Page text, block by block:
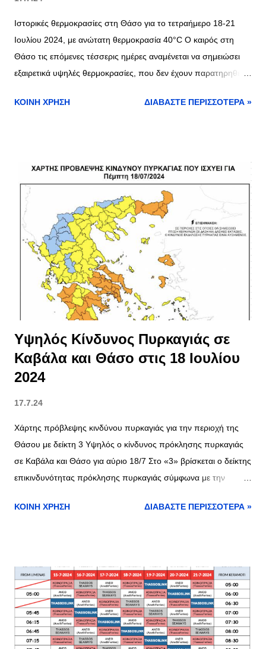
Ιστορικές θερμοκρασίες στη Θάσο για το τετραήμερο 18-21
Ιουλίου 2024, με ανώτατη θερμοκρασία 40°C Ο καιρός στη
Θάσο τις επόμενες τέσσερις ημέρες αναμένεται να σημειώσει
εξαιρετικά υψηλές θερμοκρασίες, που δεν έχουν παρατηρηθεί
έντονο καύσωνα με θερμοκρασίες που θα φτάσουν σε ιστορικά
ακόμα και κατά τις νυχτερινές ώρες. Η Θάσος αναμένεται να
καταγράψει την υψηλότερη θερμοκρασία της τελευταίας
δεκαετίας για τον Ιούλιο. Παρασκευή, 19 Ιουλίου 2024: Οι
υψηλές θερμοκρασίες θα συνεχιστούν, με την ανώτατη να
φτάνει τους 40°C και τη χαμηλότερη να παραμένει στους 25°C.
Η ζέστη θα είναι εντονότερη το απόγευμα, με λίγες νεφώσεις να
εμφανίζονται αργά το βράδυ. Σάββατο, 20 Ιουλίου 2024: Ημέρα
με αυξημένη ηλιοφάνεια και θερμοκρασίες που θα κυμαίνονται
από 25°C έως 39°C....
ΚΟΙΝΉ ΧΡΉΣΗ ΔΙΑΒΆΣΤΕ ΠΕΡΙΣΣΌΤΕΡΑ »
Υψηλός Κίνδυνος Πυρκαγιάς σε
Καβάλα και Θάσο στις 18 Ιουλίου
2024
17.7.24
Χάρτης πρόβλεψης κινδύνου πυρκαγιάς για την περιοχή της
Θάσου με δείκτη 3 Υψηλός ο κίνδυνος πρόκλησης πυρκαγιάς
σε Καβάλα και Θάσο για αύριο 18/7 Στο «3» βρίσκεται ο δείκτης
επικινδυνότητας πρόκλησης πυρκαγιάς σύμφωνα με την
Θάσου, για την Καβάλα και τη Θάσο. Δείτε αναλυτικά την
της Θάσου προβλέπεται Δείκτης Επικινδυνότητας ‘‘3’’.
Κατηγορία Κινδύνου ‘‘3’’ (Υψηλή). Ο κίνδυνος είναι υψηλός.
Είναι πιθανό να εκδηλωθεί αυξημένος αριθμός πυρκαγιών,
αρκετές από τις οποίες θα είναι δύσκολο να αντιμετωπισθούν
όταν οι τοπικές συνθήκες είναι ευνοϊκές (μορφολογία εδάφους,
ΚΟΙΝΉ ΧΡΉΣΗ ΔΙΑΒΆΣΤΕ ΠΕΡΙΣΣΌΤΕΡΑ »